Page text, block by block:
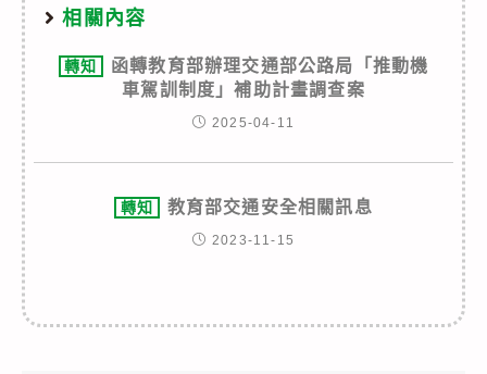
相關內容
轉知
函轉教育部辦理交通部公路局「推動機
車駕訓制度」補助計畫調查案
2025-04-11
轉知 教育部交通安全相關訊息
2023-11-15